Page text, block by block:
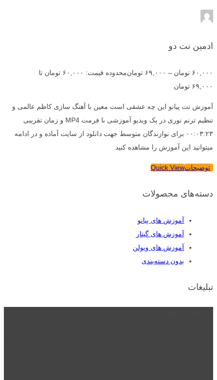
ادمین نت دو
۶۰,۰۰۰ تومان – ۶۹,۰۰۰ تومان
محدوده قیمت: ۶۰,۰۰۰ تومان تا
۶۹,۰۰۰ تومان
آموزش نت پیانو این چه عشقی است معین با آهنگ سازی کاظم عالمی و
تنظیم ترنم نوری در یک ویدیو آموزشی با فرمت MP4 و زمان تقریبی
۰۰:۰۳:۲۳ برای نوازندگان متوسط جهت دانلود از سایت آماده و در ادامه
میتوانید این آموزش را مشاهده کنید
توضیحاتQuick View
دسته‌های محصولات
آموزش های پیانو
آموزش های گیتار
آموزش های ویولن
بدون دسته‌بندی
تبلیغات